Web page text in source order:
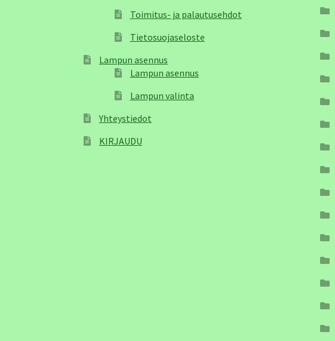
Toimitus- ja palautusehdot
Tietosuojaseloste
Lampun asennus
Lampun asennus
Lampun valinta
Yhteystiedot
KIRJAUDU